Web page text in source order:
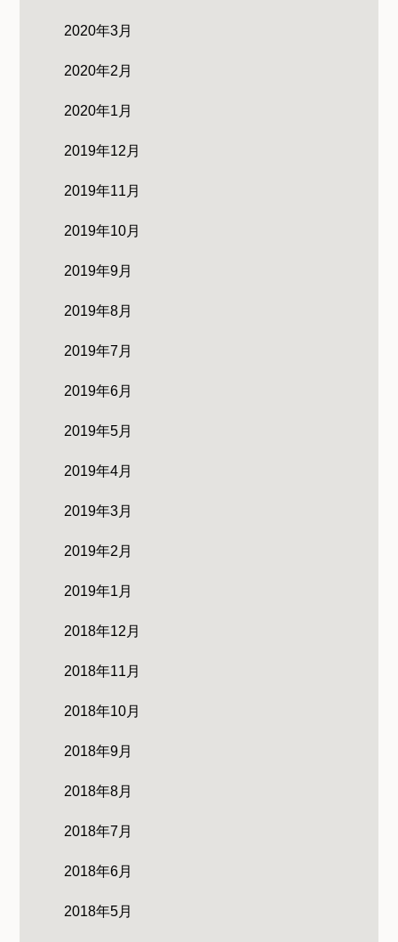
2020年3月
2020年2月
2020年1月
2019年12月
2019年11月
2019年10月
2019年9月
2019年8月
2019年7月
2019年6月
2019年5月
2019年4月
2019年3月
2019年2月
2019年1月
2018年12月
2018年11月
2018年10月
2018年9月
2018年8月
2018年7月
2018年6月
2018年5月